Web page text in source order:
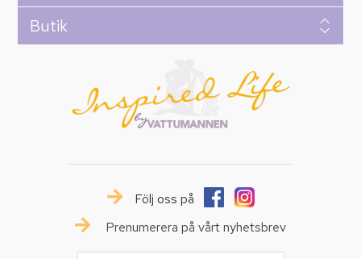
Butik
Följ oss på
Prenumerera på vårt nyhetsbrev